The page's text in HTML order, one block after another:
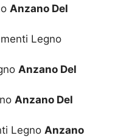
Anzano Del
Legno
Anzano Del
Anzano Del
Legno Anzano